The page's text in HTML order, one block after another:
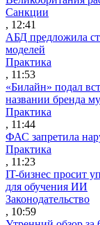
Санкции
, 12:41
АБД предложила
моделей
Практика
, 11:53
«Билайн» подал
названии бренда
Практика
, 11:44
ФАС запретила
Практика
, 11:23
IT-бизнес просит
для обучения ИИ
Законодательство
, 10:59